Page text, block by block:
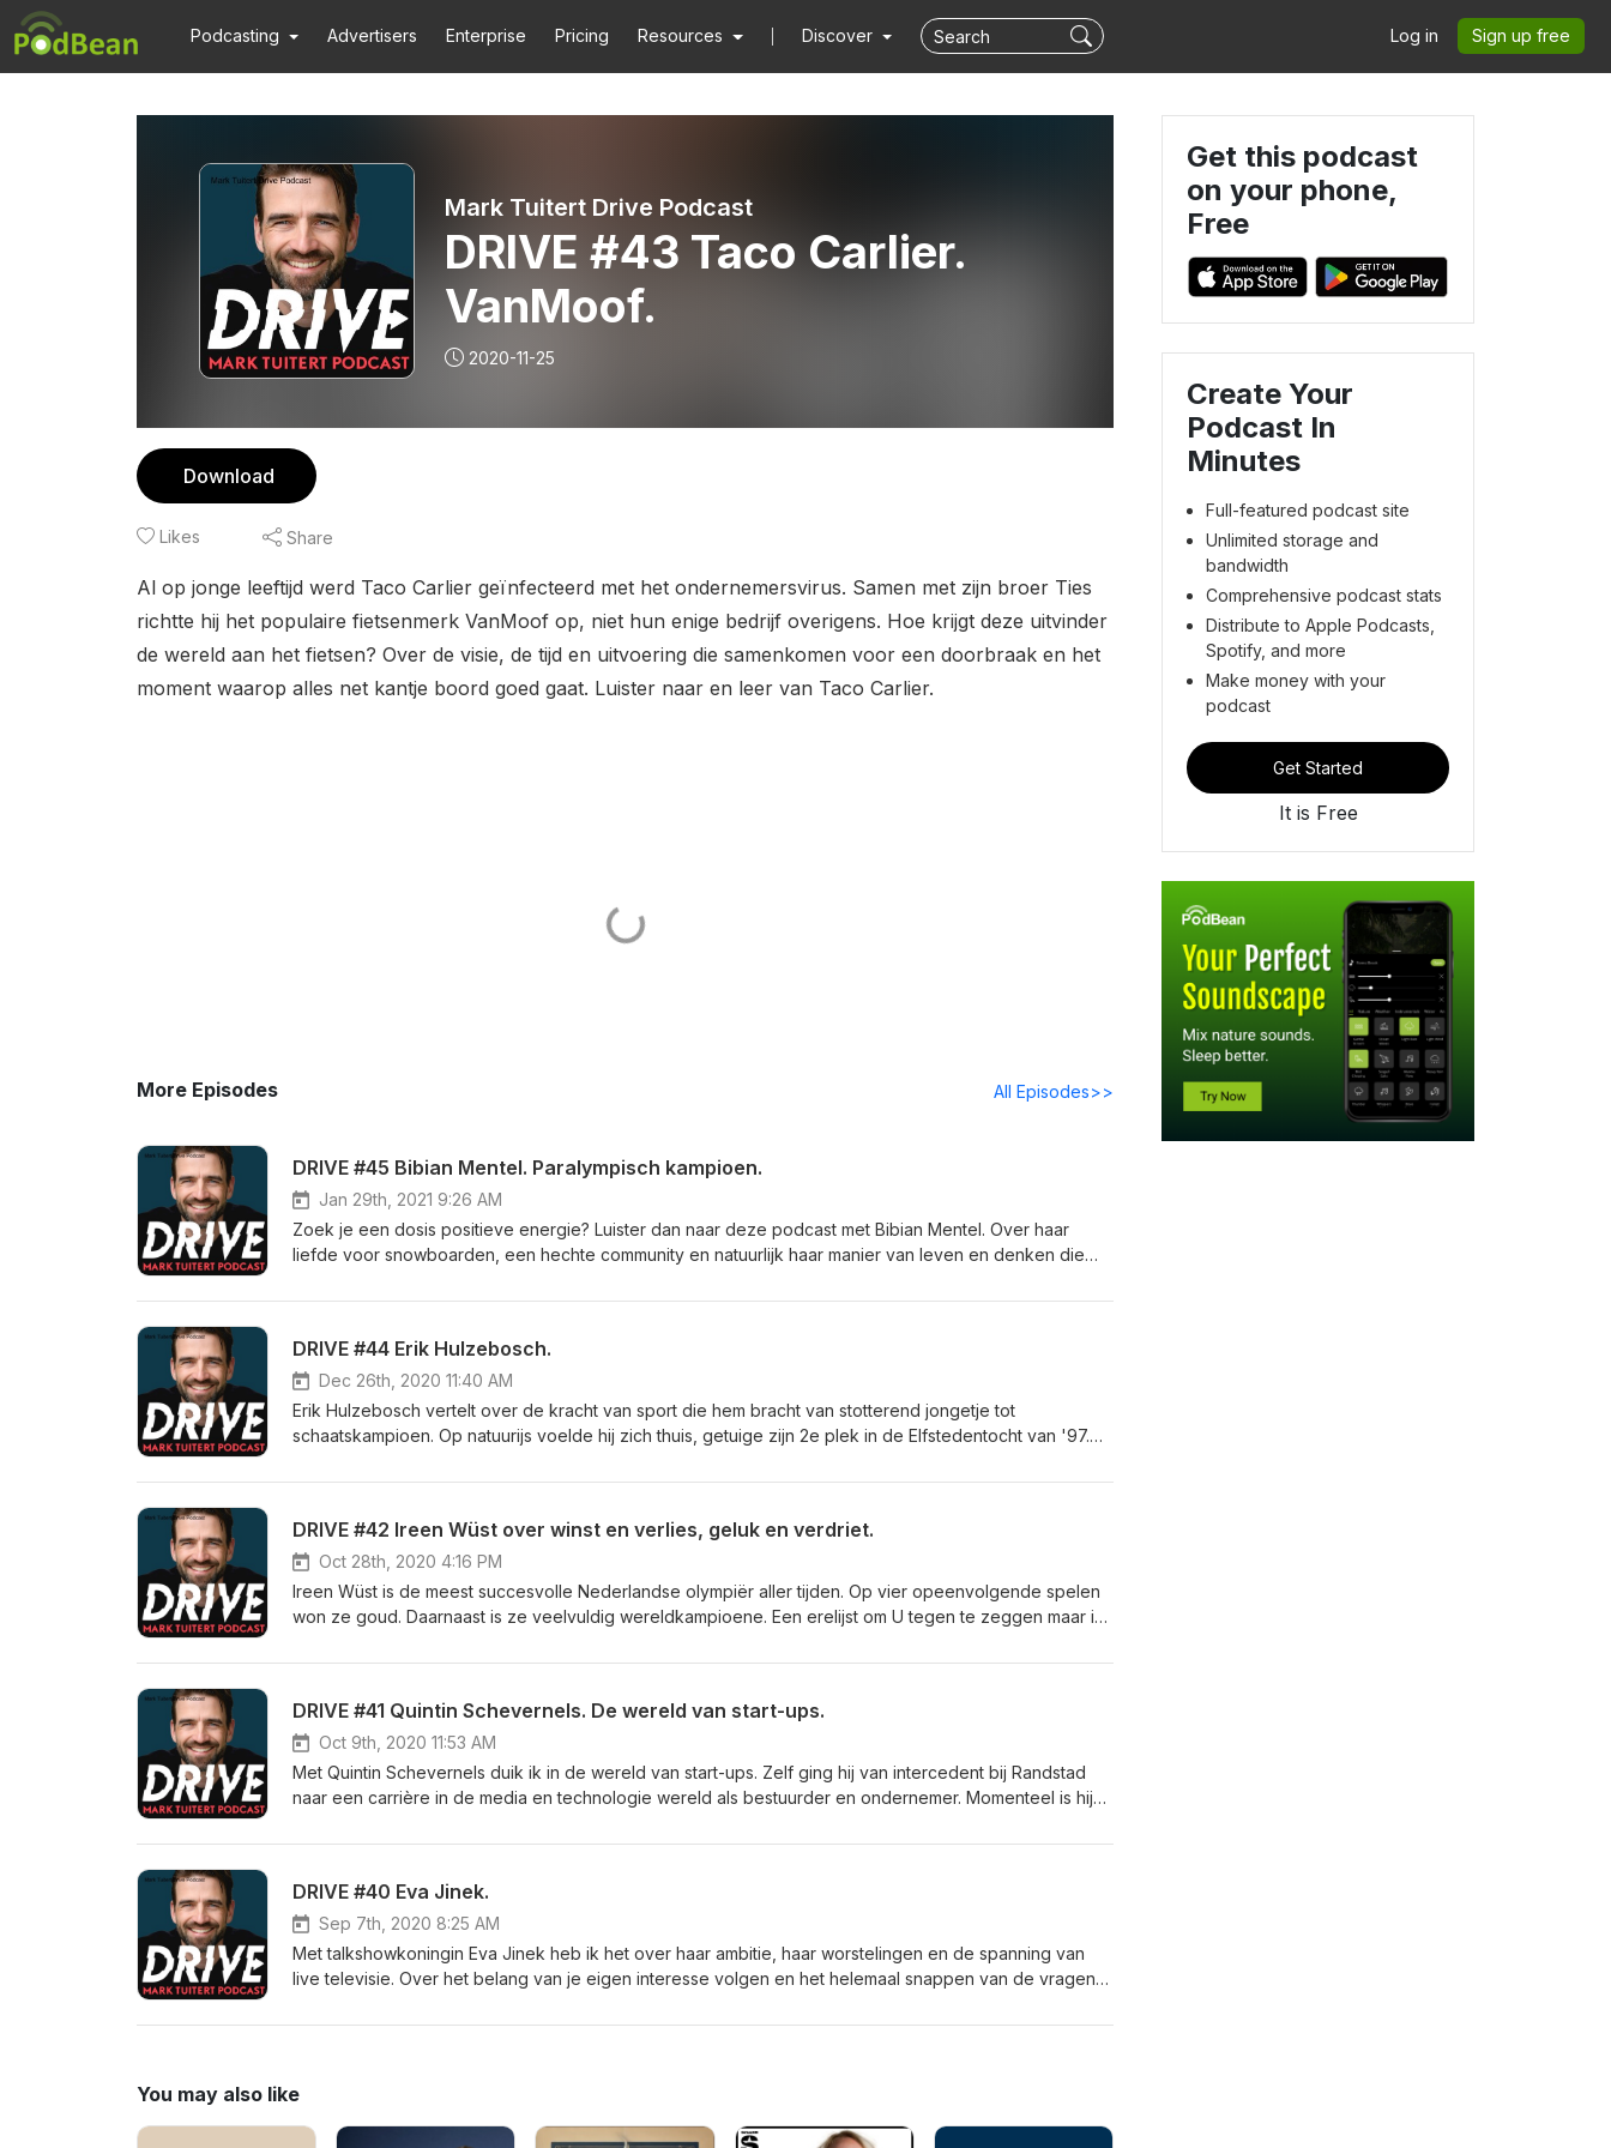
Podcasting Advertisers Enterprise Pricing Resources Discover Log in Sign up free
Mark Tuitert Drive Podcast
DRIVE #43 Taco Carlier.
VanMoof.
2020-11-25
Download
Likes Share
Al op jonge leeftijd werd Taco Carlier geïnfecteerd met het ondernemersvirus. Samen met zijn broer Ties
richtte hij het populaire fietsenmerk VanMoof op, niet hun enige bedrijf overigens. Hoe krijgt deze uitvinder
de wereld aan het fietsen? Over de visie, de tijd en uitvoering die samenkomen voor een doorbraak en het
moment waarop alles net kantje boord goed gaat. Luister naar en leer van Taco Carlier.
More Episodes All Episodes>>
DRIVE #45 Bibian Mentel. Paralympisch kampioen.
Jan 29th, 2021 9:26 AM
Zoek je een dosis positieve energie? Luister dan naar deze podcast met Bibian Mentel. Over haar
liefde voor snowboarden, een hechte community en natuurlijk haar manier van leven en denken die
Bibian's biografie heet: Leef
DRIVE #44 Erik Hulzebosch.
Dec 26th, 2020 11:40 AM
Erik Hulzebosch vertelt over de kracht van sport die hem bracht van stotterend jongetje tot
schaatskampioen. Op natuurijs voelde hij zich thuis, getuige zijn 2e plek in de Elfstedentocht van '97.
Hulzebosch.
DRIVE #42 Ireen Wüst over winst en verlies, geluk en verdriet.
Oct 28th, 2020 4:16 PM
Ireen Wüst is de meest succesvolle Nederlandse olympiër aller tijden. Op vier opeenvolgende spelen
won ze goud. Daarnaast is ze veelvuldig wereldkampioene. Een erelijst om U tegen te zeggen maar in
op en top volwassen sportvrouw. We hebben het over die ontwikkeling. Over winst en verlies en tot
vergeten en kunnen leren van Paulien. Luister naar en leer van Ireen Wüst.
DRIVE #41 Quintin Schevernels. De wereld van start-ups.
Oct 9th, 2020 11:53 AM
Met Quintin Schevernels duik ik in de wereld van start-ups. Zelf ging hij van intercedent bij Randstad
naar een carrière in de media en technologie wereld als bestuurder en ondernemer. Momenteel is hij
volgen. Van product naar markt tot investeringen en opschalen. Genoemd: Suits en Hoodies, het boek
DRIVE #40 Eva Jinek.
Sep 7th, 2020 8:25 AM
Met talkshowkoningin Eva Jinek heb ik het over haar ambitie, haar worstelingen en de spanning van
live televisie. Over het belang van je eigen interesse volgen en het helemaal snappen van de vragen
mensen in televisieland hardop durft uit te spreken. Ik zou zeggen luister naar en leer van Eva Jinek.
You may also like
Get this podcast
on your phone,
Free
Create Your
Podcast In
Minutes
Full-featured podcast site
Unlimited storage and
bandwidth
Comprehensive podcast stats
Distribute to Apple Podcasts,
Spotify, and more
Make money with your
podcast
Get Started
It is Free